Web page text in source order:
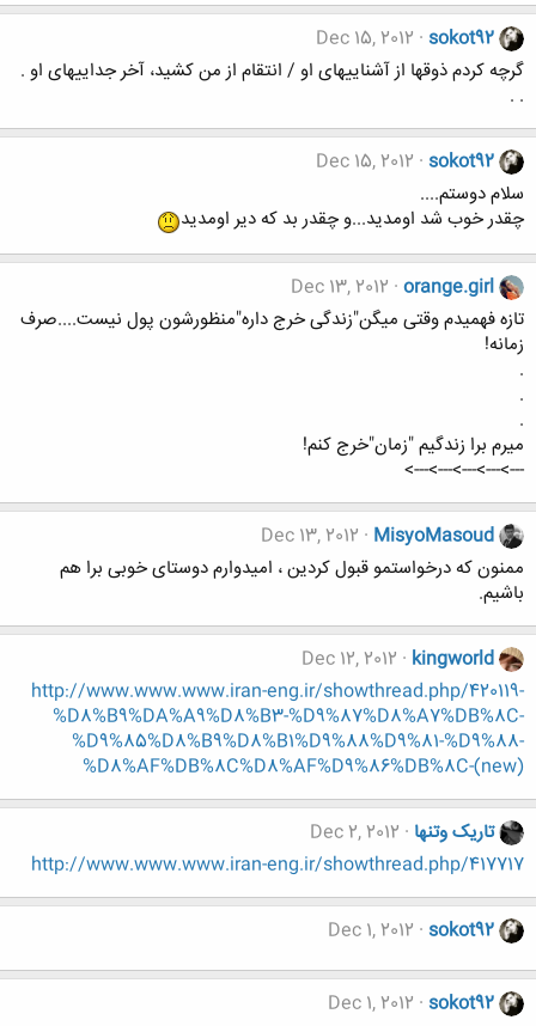
sokot92
Dec 15, 2012
گرچه کردم ذوقها از آشناییهای او / انتقام از من کشید، آخر جداییهای او .
. .
sokot92
Dec 15, 2012
سلام دوستم....
چقدر خوب شد اومدید...و چقدر بد که دیر اومدید
orange.girl
Dec 13, 2012
تازه فهمیدم وقتی میگن"زندگی خرج داره"منظورشون پول نیست....صرف
زمانه!
.
.
.
میرم برا زندگیم "زمان"خرج کنم!
--->--->--->--->--->
MisyoMasoud
Dec 13, 2012
ممنون که درخواستمو قبول کردین ، امیدوارم دوستای خوبی برا هم
باشیم.
kingworld
Dec 12, 2012
http://www.www.www.iran-eng.ir/showthread.php/420119-
%D8%B9%DA%A9%D8%B3-%D9%87%D8%A7%DB%8C-
%D9%85%D8%B9%D8%B1%D9%88%D9%81-%D9%88-
%D8%AF%DB%8C%D8%AF%D9%86%DB%8C-(new)
تاریک وتنها Dec 2, 2012
http://www.www.www.iran-eng.ir/showthread.php/417717
sokot92
Dec 1, 2012
sokot92
Dec 1, 2012